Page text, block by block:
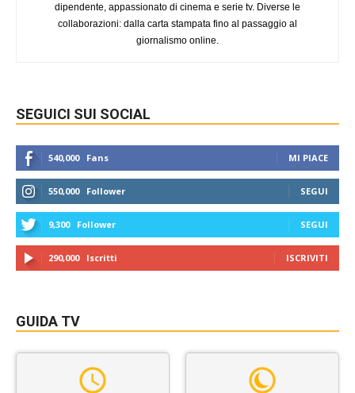
dipendente, appassionato di cinema e serie tv. Diverse le
collaborazioni: dalla carta stampata fino al passaggio al
giornalismo online.
SEGUICI SUI SOCIAL
540,000 Fans MI PIACE
550,000 Follower SEGUI
9,300 Follower SEGUI
290,000 Iscritti ISCRIVITI
GUIDA TV